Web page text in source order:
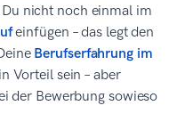
nicht noch einmal im
einfügen – das legt den
Berufserfahrung im
Vorteil sein – aber
der Bewerbung sowieso